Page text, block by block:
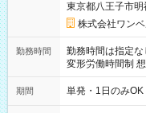
東京都八王子市明
株式会社ワン
勤務時間
勤務時間は指定な
変形労働時間制 想定労働時
～21：00
期間 単発・1日のみOK